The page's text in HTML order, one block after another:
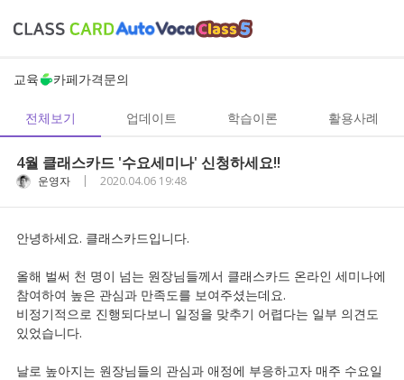
교육 카페가격문의
전체보기 업데이트 학습이론 활용사례
4월 클래스카드 '수요세미나' 신청하세요!!
운영자 | 2020.04.06 19:48
안녕하세요. 클래스카드입니다.
올해 벌써 천 명이 넘는 원장님들께서 클래스카드 온라인 세미나에
참여하여 높은 관심과 만족도를 보여주셨는데요.
비정기적으로 진행되다보니 일정을 맞추기 어렵다는 일부 의견도
있었습니다.
날로 높아지는 원장님들의 관심과 애정에 부응하고자 매주 수요일